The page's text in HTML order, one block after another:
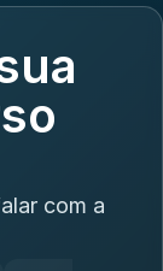
com a